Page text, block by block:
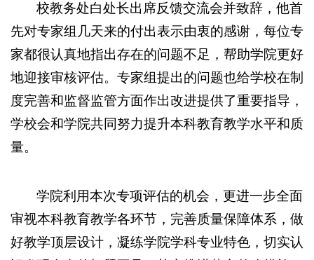
校教务处白处长出席反馈交流会并致辞，他首
先对专家组几天来的付出表示由衷的感谢，每位专
家都很认真地指出存在的问题不足，帮助学院更好
地迎接审核评估。专家组提出的问题也给学校在制
度完善和监督监管方面作出改进提供了重要指导，
学校会和学院共同努力提升本科教育教学水平和质
量。
学院利用本次专项评估的机会，更进一步全面
审视本科教育教学各环节，完善质量保障体系，做
好教学顶层设计，凝练学院学科专业特色，切实认